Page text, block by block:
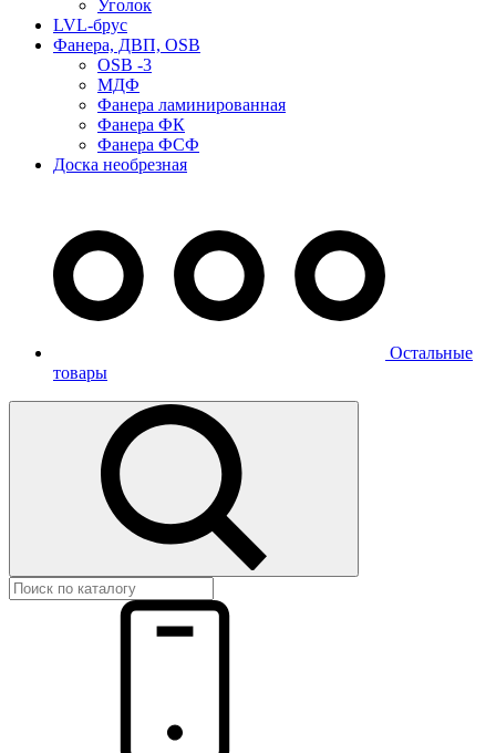
Уголок
LVL-брус
Фанера, ДВП, OSB
OSB -3
МДФ
Фанера ламинированная
Фанера ФК
Фанера ФСФ
Доска необрезная
Остальные
товары